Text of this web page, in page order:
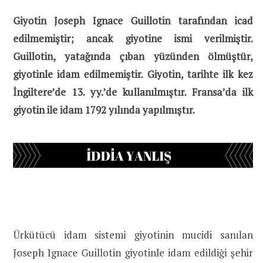
Giyotin Joseph Ignace Guillotin tarafından icad
edilmemiştir; ancak giyotine ismi verilmiştir.
Guillotin, yatağında çıban yüzünden ölmüştür,
giyotinle idam edilmemiştir. Giyotin, tarihte ilk kez
İngiltere’de 13. yy.’de kullanılmıştır. Fransa’da ilk
giyotin ile idam 1792 yılında yapılmıştır.
Ürkütücü idam sistemi giyotinin mucidi sanılan
Joseph Ignace Guillotin giyotinle idam edildiği şehir